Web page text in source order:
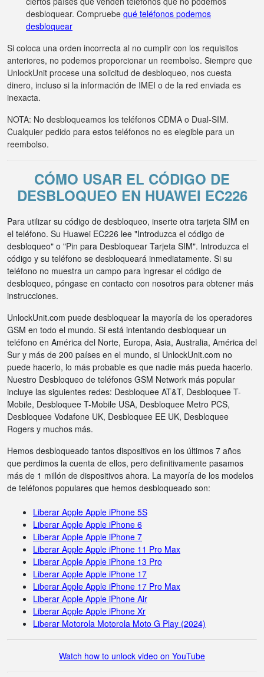
desbloquear. Compruebe qué teléfonos podemos
desbloquear
Si coloca una orden incorrecta al no cumplir con los requisitos
anteriores, no podemos proporcionar un reembolso. Siempre que
UnlockUnit procese una solicitud de desbloqueo, nos cuesta
dinero, incluso si la información de IMEI o de la red enviada es
inexacta.
NOTA: No desbloqueamos los teléfonos CDMA o Dual-SIM.
Cualquier pedido para estos teléfonos no es elegible para un
reembolso.
CÓMO USAR EL CÓDIGO DE
DESBLOQUEO EN HUAWEI EC226
Para utilizar su código de desbloqueo, inserte otra tarjeta SIM en
el teléfono. Su Huawei EC226 lee "Introduzca el código de
desbloqueo" o "Pin para Desbloquear Tarjeta SIM". Introduzca el
código y su teléfono se desbloqueará inmediatamente. Si su
teléfono no muestra un campo para ingresar el código de
desbloqueo, póngase en contacto con nosotros para obtener más
instrucciones.
UnlockUnit.com puede desbloquear la mayoría de los operadores
GSM en todo el mundo. Si está intentando desbloquear un
teléfono en América del Norte, Europa, Asia, Australia, América del
Sur y más de 200 países en el mundo, si UnlockUnit.com no
puede hacerlo, lo más probable es que nadie más pueda hacerlo.
Nuestro Desbloqueo de teléfonos GSM Network más popular
incluye las siguientes redes: Desbloquee AT&T, Desbloquee T-
Mobile, Desbloquee T-Mobile USA, Desbloquee Metro PCS,
Desbloquee Vodafone UK, Desbloquee EE UK, Desbloquee
Rogers y muchos más.
Hemos desbloqueado tantos dispositivos en los últimos 7 años
que perdimos la cuenta de ellos, pero definitivamente pasamos
más de 1 millón de dispositivos ahora. La mayoría de los modelos
de teléfonos populares que hemos desbloqueado son:
Liberar Apple Apple iPhone 5S
Liberar Apple Apple iPhone 6
Liberar Apple Apple iPhone 7
Liberar Apple Apple iPhone 11 Pro Max
Liberar Apple Apple iPhone 13 Pro
Liberar Apple Apple iPhone 17
Liberar Apple Apple iPhone 17 Pro Max
Liberar Apple Apple iPhone Air
Liberar Apple Apple iPhone Xr
Liberar Motorola Motorola Moto G Play (2024)
Watch how to unlock video on YouTube